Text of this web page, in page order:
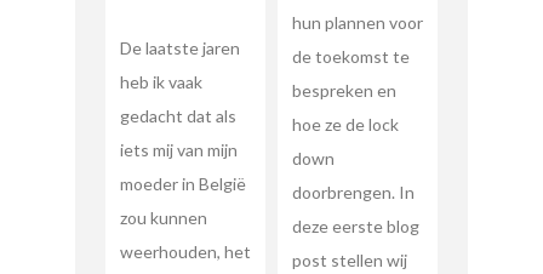
De laatste jaren
heb ik vaak
gedacht dat als
iets mij van mijn
moeder in België
zou kunnen
weerhouden, het
hun plannen voor
de toekomst te
bespreken en
hoe ze de lock
down
doorbrengen. In
deze eerste blog
post stellen wij